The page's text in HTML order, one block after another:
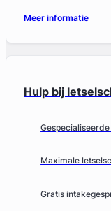
Meer informatie
Hulp bij
Maximale
Gratis